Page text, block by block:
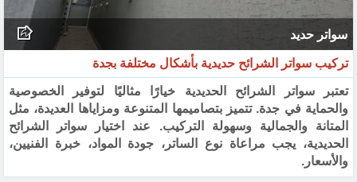
سواتر حديد
تركيب سواتر الشرائح حديدية بأشكال مختلفة بجدة
تعتبر سواتر الشرائح الحديدية خيارًا مثاليًا لتوفير الخصوصية
والحماية في جدة. تتميز بتصاميمها المتنوعة ومزاياها العديدة، مثل
المتانة والجمالية وسهولة التركيب. عند اختيار سواتر الشرائح
الحديدية، يجب مراعاة نوع الساتر، جودة المواد، خبرة الفنيين،
والأسعار.